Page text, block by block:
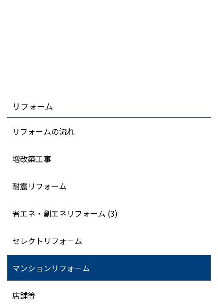
リフォーム
リフォームの流れ
増改築工事
耐震リフォーム
省エネ・創エネリフォーム (3)
セレクトリフォ－ム
マンションリフォ－ム
店舗等